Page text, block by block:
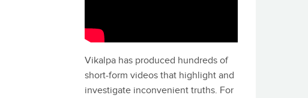
Vikalpa has produced hundreds of
short-form videos that highlight and
investigate inconvenient truths. For